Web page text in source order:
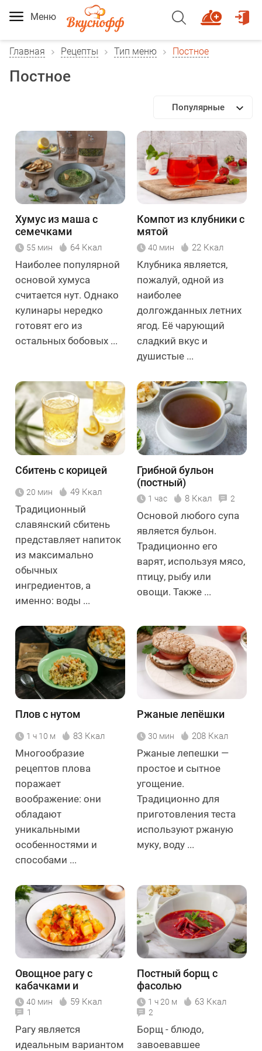
Меню
Главная Рецепты Тип меню Постное
Постное
Популярные
Хумус из маша с
семечками
подсолнечника
55 мин 64 Ккал
Наиболее популярной
основой хумуса
считается нут. Однако
кулинары нередко
готовят его из
остальных бобовых ...
Компот из клубники с
мятой
40 мин 22 Ккал
Клубника является,
пожалуй, одной из
наиболее
долгожданных летних
ягод. Её чарующий
сладкий вкус и
душистые ...
Сбитень с корицей
20 мин 49 Ккал
Традиционный
славянский сбитень
представляет напиток
из максимально
обычных
ингредиентов, а
именно: воды ...
Грибной бульон
(постный)
1 час 8 Ккал 2
Основой любого супа
является бульон.
Традиционно его
варят, используя мясо,
птицу, рыбу или
овощи. Также ...
Плов с нутом
1 ч 10 м 83 Ккал
Многообразие
рецептов плова
поражает
воображение: они
обладают
уникальными
особенностями и
способами ...
Ржаные лепёшки
30 мин 208 Ккал
Ржаные лепешки —
простое и сытное
угощение.
Традиционно для
приготовления теста
используют ржаную
муку, воду ...
Овощное рагу с
кабачками и
картошкой
40 мин 59 Ккал
1
Рагу является
идеальным вариантом
Постный борщ с
фасолью
1 ч 20 м 63 Ккал
2
Борщ - блюдо,
завоевавшее